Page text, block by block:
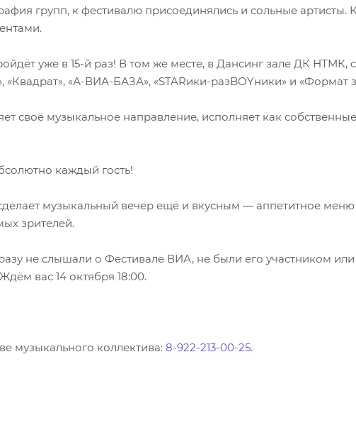
групп, к фестивалю присоединялись и сольные
уже в 15-й раз! В том же месте, в Дансинг зале ДК
«Квадрат», «А-ВИА-БАЗА», «STARики-разBOYники» и «Формат
своё музыкальное направление, исполняет как
каждый гость!
музыкальный вечер ещё и вкусным — аппетитное меню
зрителей.
не слышали о Фестивале ВИА, не были его участником
вас 14 октября 18:00.
музыкального коллектива: 8-922-213-00-25.